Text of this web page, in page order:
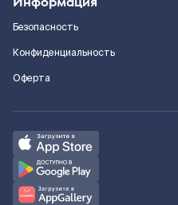
Безопасность
Конфиденциальность
Оферта